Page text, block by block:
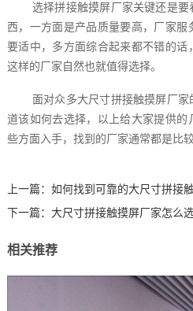
选择拼接触摸屏厂家关键还是
西，一方面是产品质量要高，厂家
要适中，多方面综合起来都不错的话
这样的厂家自然也就值得选择。
面对众多大尺寸拼接触摸屏厂
道该如何去选择，以上给大家提供
些方面入手，找到的厂家通常都是比较
上一篇： 如何找到可靠的大尺寸拼接
下一篇： 大尺寸拼接触摸屏厂家怎么
相关推荐